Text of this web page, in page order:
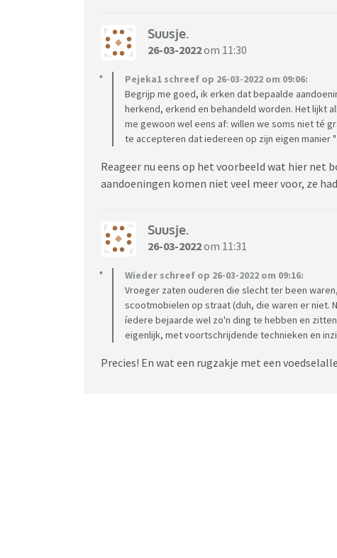
Suusje.
26-03-2022om 11:30
Pejeka1 schreef op 26-03-2022 om 09:06:
Begrijp me goed, ik erken dat bepaalde
herkend, erkend en behandeld worden. Het lijkt
me gewoon wel eens af: willen we soms niet té
te accepteren dat iedereen op zijn eigen manier
Reageer nu eens op het voorbeeld wat hier net
aandoeningen komen niet veel meer voor, ze
Suusje.
26-03-2022om 11:31
Wieder schreef op 26-03-2022 om 09:16:
Vroeger zaten ouderen die slecht ter been
scootmobielen op straat (duh, die waren er niet.
íedere bejaarde wel zo'n ding te hebben en
eigenlijk, met voortschrijdende technieken en
Precies! En wat een rugzakje met een